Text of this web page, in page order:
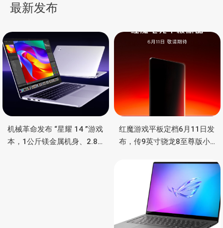
航
最新发布
机械革命发布 “星耀 14 ”游戏
本，1公斤镁金属机身、2.8K
红魔游戏平板定档6月11日发
布，传9英寸骁龙8至尊版小